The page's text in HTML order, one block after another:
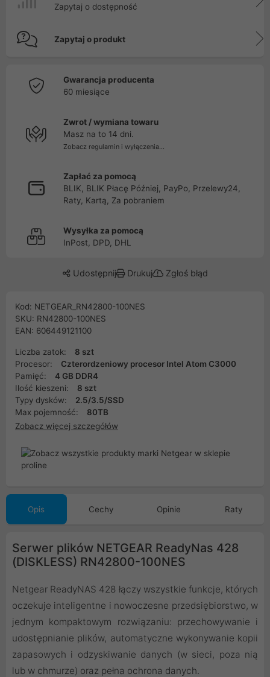
Zapytaj o dostępność
Zapytaj o produkt
Gwarancja producenta
60 miesiące
Zwrot / wymiana towaru
Masz na to 14 dni.
Zobacz regulamin i wyłączenia...
Zapłać za pomocą
BLIK, BLIK Płacę Później, PayPo, Przelewy24,
Raty, Kartą, Za pobraniem
Wysyłka za pomocą
InPost, DPD, DHL
Udostępnij Drukuj Zgłoś błąd
Kod: NETGEAR_RN42800-100NES
SKU: RN42800-100NES
EAN: 606449121100
Liczba zatok:
8 szt
Procesor:
Czterordzeniowy procesor Intel Atom C3000
Pamięć:
4 GB DDR4
Ilość kieszeni:
8 szt
Typy dysków:
2.5/3.5/SSD
Max pojemność:
80TB
Zobacz więcej szczegółów
Opis Cechy Opinie Raty
Serwer plików NETGEAR ReadyNas 428
(DISKLESS) RN42800-100NES
Netgear ReadyNAS 428 łączy wszystkie funkcje, których
oczekuje inteligentne i nowoczesne przedsiębiorstwo, w
jednym kompaktowym rozwiązaniu: przechowywanie i
udostępnianie plików, automatyczne wykonywanie kopii
zapasowych i odzyskiwanie danych (w sieci, poza nią
lub w chmurze) oraz pełna ochrona danych.